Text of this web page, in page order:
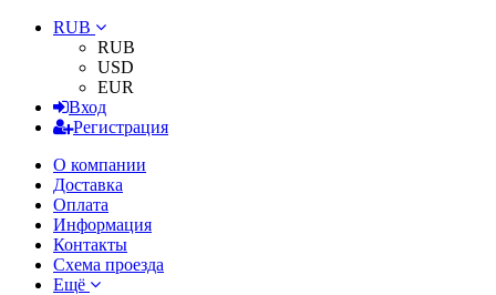
RUB
RUB
USD
EUR
Вход
Регистрация
О компании
Доставка
Оплата
Информация
Контакты
Схема проезда
Ещё